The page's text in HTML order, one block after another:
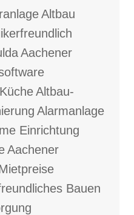
Altbau
Aachener
Altbau-
Alarmanlage
Einrichtung
Aachener
Bauen